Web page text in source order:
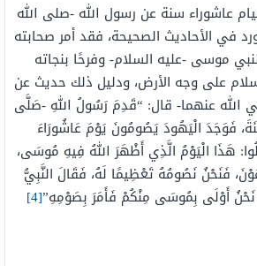
عاشوراء سنة عن رسول الله -صلى الله
في الأحاديث الصحيحة، فقد أمر صحابته
موسى -عليه السلام- وفرحًا بنجاته
على وجه الأرض، ودليل ذلك حديث عن
الله عنهما- قال: “قَدِمَ رَسُولُ اللهِ -صَلَّى
فَوَجَدَ الْيَهُودَ يَصُومُونَ يَوْمَ عَاشُورَاءَ
هَذَا الْيَوْمُ الَّذِي أَظْهَرَ اللهُ فِيهِ مُوسَى،
فَنَحْنُ نَصُومُهُ تَعْظِيمًا لَهُ، فَقَالَ النَّبِيُّ
أَوْلَى بِمُوسَى مِنْكُمْ فَأَمَرَ بِصَوْمِهِ”[4]